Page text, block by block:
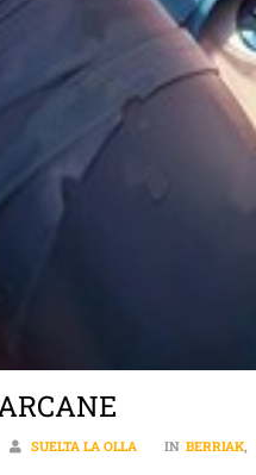
SUELTA LA OLLA IN BERRIAK,